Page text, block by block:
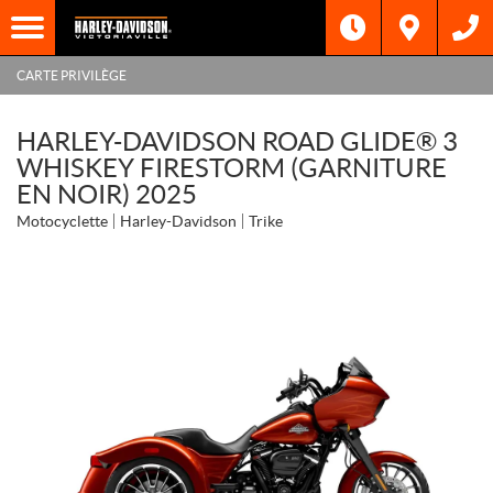
CARTE PRIVILÈGE
HARLEY-DAVIDSON ROAD GLIDE® 3
WHISKEY FIRESTORM (GARNITURE
EN NOIR) 2025
Motocyclette Harley-Davidson Trike